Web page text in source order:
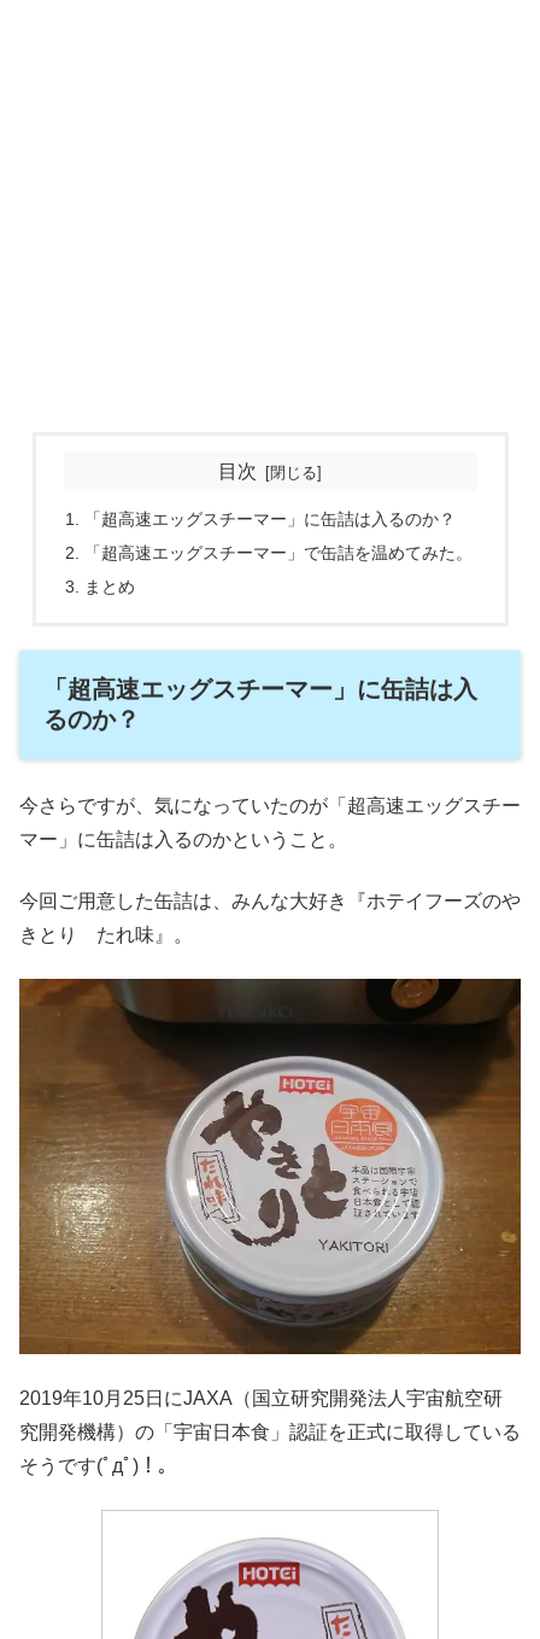
目次
「超高速エッグスチーマー」に缶詰は入るのか？
「超高速エッグスチーマー」で缶詰を温めてみた。
まとめ
「超高速エッグスチーマー」に缶詰は入
るのか？
今さらですが、気になっていたのが「超高速エッグスチー
マー」に缶詰は入るのかということ。
今回ご用意した缶詰は、みんな大好き『ホテイフーズのや
きとり たれ味』。
2019年10月25日にJAXA（国立研究開発法人宇宙航空研
究開発機構）の「宇宙日本食」認証を正式に取得している
そうです(ﾟдﾟ)！。